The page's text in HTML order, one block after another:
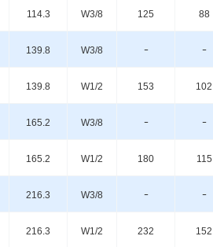
114.3 W3/8 125 88
139.8 W3/8 ｰ ｰ
139.8 W1/2 153 102
165.2 W3/8 ｰ ｰ
165.2 W1/2 180 115
216.3 W3/8 ｰ ｰ
216.3 W1/2 232 152